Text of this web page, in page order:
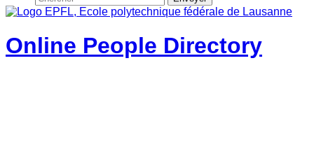
Online People Directory